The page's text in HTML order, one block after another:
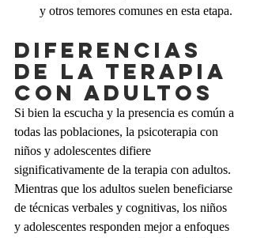
y otros temores comunes en esta etapa.
Diferencias
de la terapia
con adultos
Si bien la escucha y la presencia es común a
todas las poblaciones, la psicoterapia con
niños y adolescentes difiere
significativamente de la terapia con adultos.
Mientras que los adultos suelen beneficiarse
de técnicas verbales y cognitivas, los niños
y adolescentes responden mejor a enfoques